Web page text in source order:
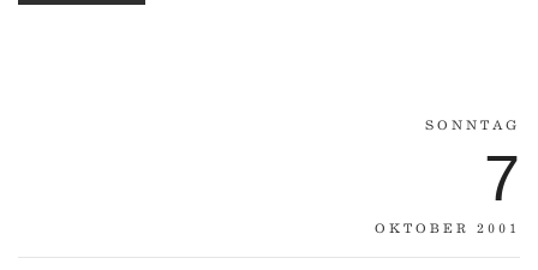
SONNTAG
7
OKTOBER 2001